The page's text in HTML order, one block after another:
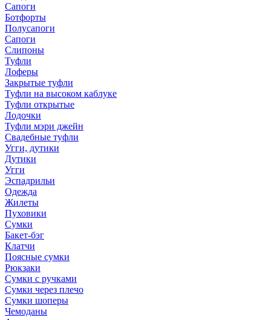
Сапоги
Ботфорты
Полусапоги
Сапоги
Слипоны
Туфли
Лоферы
Закрытые туфли
Туфли на высоком каблуке
Туфли открытые
Лодочки
Туфли мэри джейн
Свадебные туфли
Угги, дутики
Дутики
Угги
Эспадрильи
Одежда
Жилеты
Пуховики
Сумки
Бакет-бэг
Клатчи
Поясные сумки
Рюкзаки
Сумки с ручками
Сумки через плечо
Сумки шоперы
Чемоданы